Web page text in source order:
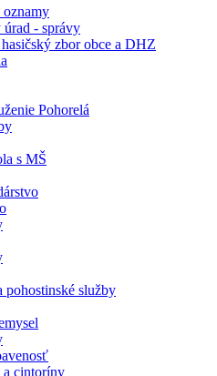
oznamy
úrad - správy
zbor obce a DHZ
Pohorelá
s MŠ
pohostinské služby
a cintoríny